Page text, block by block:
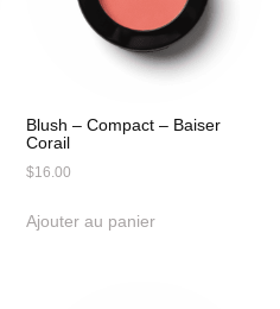
Blush – Compact – Baiser
Corail
$16.00
Ajouter au panier